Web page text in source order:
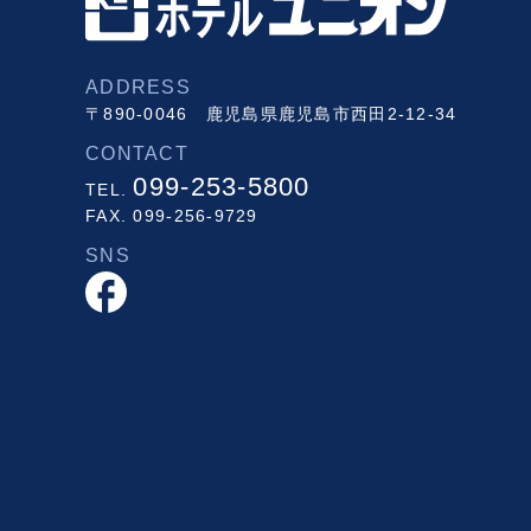
ADDRESS
〒890-0046 鹿児島県鹿児島市西田2-12-34
CONTACT
TEL.099-253-5800
FAX. 099-256-9729
SNS